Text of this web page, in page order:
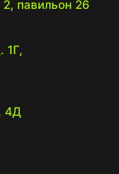
павильон 26
1Г,
4Д